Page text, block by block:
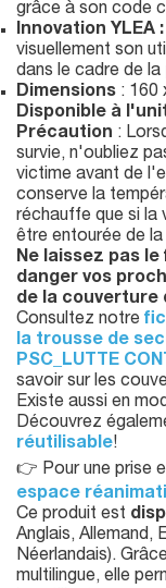
grâce à son code
Innovation YLEA :
visuellement son
dans le cadre de la
Dimensions : 160
Disponible à
Précaution :
survie, n'oubliez
victime avant de
conserve la
réchauffe que si la
être entourée de
Ne laissez pas
danger vos
de la couverture
Consultez notre
la trousse de
PSC_LUTTE
savoir sur les
Existe aussi en
Découvrez
réutilisable!
👉 Pour une prise
espace
Ce produit est
Anglais, Allemand,
Néerlandais).
multilingue, elle